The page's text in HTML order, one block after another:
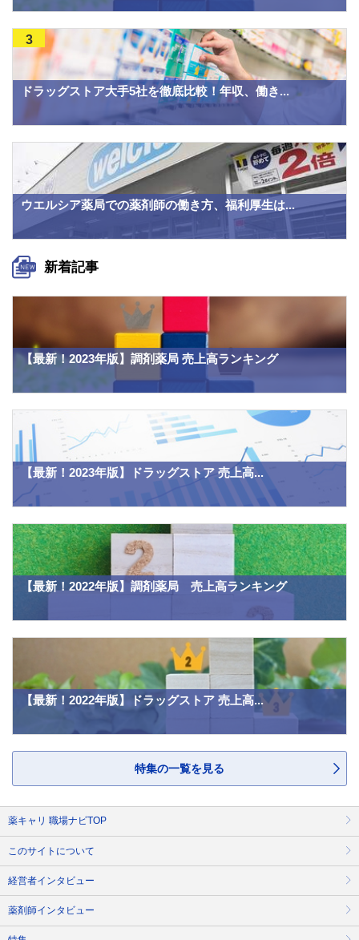
ドラッグストア大手5社を徹底比較！年収、働き...
3
ウエルシア薬局での薬剤師の働き方、福利厚生は...
新着記事
【最新！2023年版】調剤薬局 売上高ランキング
【最新！2023年版】ドラッグストア 売上高...
【最新！2022年版】調剤薬局 売上高ランキング
【最新！2022年版】ドラッグストア 売上高...
特集の一覧を見る
薬キャリ 職場ナビTOP
このサイトについて
経営者インタビュー
薬剤師インタビュー